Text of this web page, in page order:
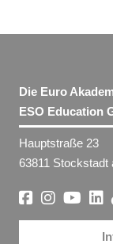
Die Euro
ESO Education
Hauptstraße 23
63811 Stockstadt